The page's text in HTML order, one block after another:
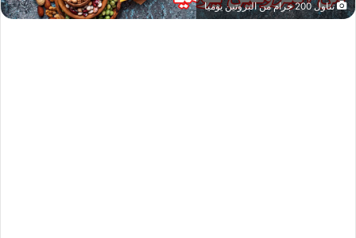
تناول 200 جرام من البروتين يوميا